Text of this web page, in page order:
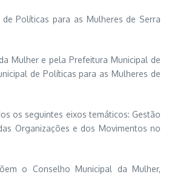
Políticas para as Mulheres de Serra
Mulher e pela Prefeitura Municipal de
de Políticas para as Mulheres de
os seguintes eixos temáticos: Gestão
Organizações e dos Movimentos no
o Conselho Municipal da Mulher,